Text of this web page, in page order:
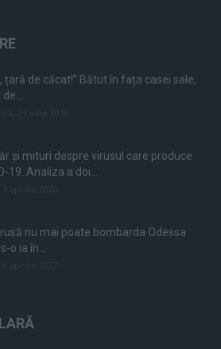
țară de căcat!” Bătut în fața casei sale,
și mituri despre virusul care produce
19. Analiza a doi...
nu mai poate bombarda Odessa
o ia în...